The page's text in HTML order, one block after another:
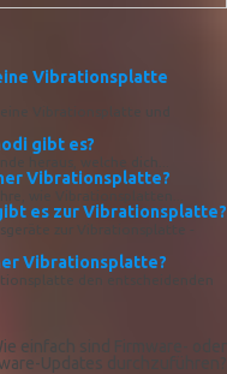
Vibrationsplatte
Vibrationsplatte und
gibt es?
heraus, welche dich...
Vibrationsplatte?
wie Vibrationsplatten...
es zur Vibrationsplatte?
zur Vibrationsplatte -
Vibrationsplatte?
den entscheidenden
einfach sind Firmware- oder
Updates durchzuführen?